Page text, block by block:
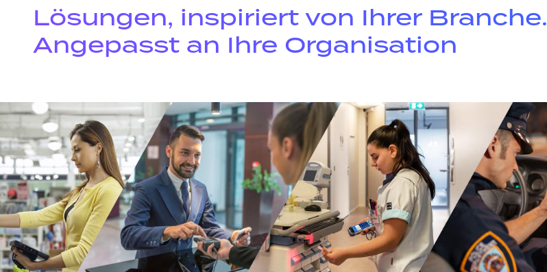
Lösungen, inspiriert von Ihrer Branche.
Angepasst an Ihre Organisation